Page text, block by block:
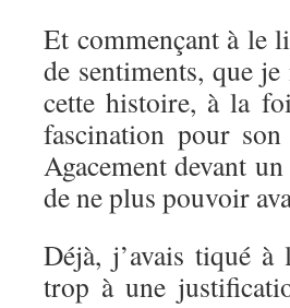
Et commençant à le
de sentiments, que
cette histoire, à la
fascination pour
Agacement devant
de ne plus pouvoir
Déjà, j’avais tiqué
trop à une